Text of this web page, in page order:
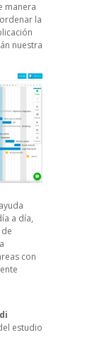
manera
la
nuestra
a día,
con
estudio